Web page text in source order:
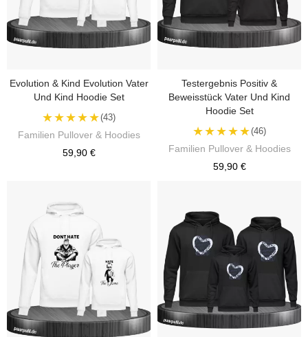
Evolution & Kind Evolution Vater
Und Kind Hoodie Set
★★★★★(43)
Familien Pullover & Hoodies
59,90 €
Testergebnis Positiv &
Beweisstück Vater Und Kind
Hoodie Set
★★★★★(46)
Familien Pullover & Hoodies
59,90 €